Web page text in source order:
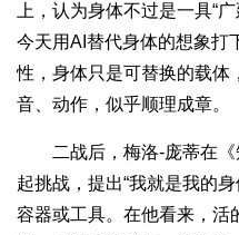
上，认为身体不过是一具“
今天用AI替代身体的想象打
性，身体只是可替换的载体
音、动作，似乎顺理成章。
二战后，梅洛-庞蒂在《
起挑战，提出“我就是我的
容器或工具。在他看来，活